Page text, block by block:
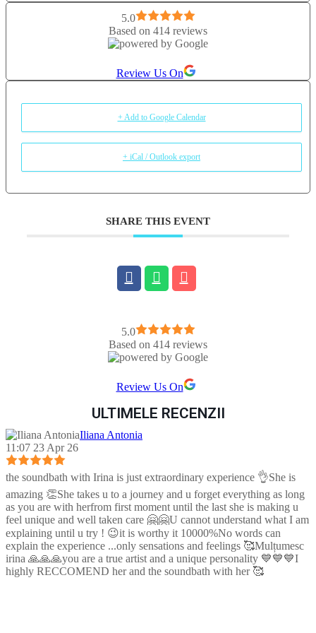
Ceremoniile de cacao sunt un prilej de centrare si reconectare la
propriul corp, la nevoile sale reale. Bautura servita este preparata din
cacao ceremoniala, aceasta avand cel mai inalt grad terapeutic si cel
ancora puternica in lutul corpului si aliat desavarsit in manifestarea
5.0
Based on 414 reviews
Review Us On
+ Add to Google Calendar
+ iCal / Outlook export
SHARE THIS EVENT
5.0
Based on 414 reviews
Review Us On
ULTIMELE RECENZII
Iliana Antonia
11:07 23 Apr 26
the soundbath with Irina is just extraordinary experience 👌She is
amazing 👏She takes u to a journey and u forget everything as long
as you are with herfrom first moment until the last she is making u
feel unique and well taken care 🤗🤗U cannot understand what I am
explaining until u try ! 😉it is worthy it 10000%No words can
explain the experience ...only sensations and feelings 🥰Mulțumesc
irina 🙏🙏🙏you are a true artist and a unique personality 💙💙💙I
highly RECCOMEND her and the soundbath with her 🥰